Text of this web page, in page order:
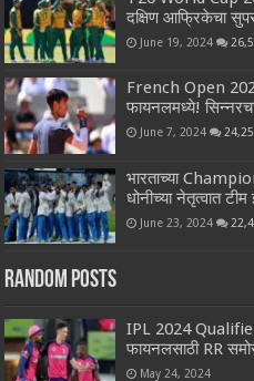
दक्षिण आफ्रिकेचा
June 19, 2024
French Open
फायनलमध्ये!
June 7, 2024
भारताच्या
धोनीच्या नेतृत्वात
June 23, 2024
Random Posts
IPL 2024
फायनलसाठी RR
May 24, 2024